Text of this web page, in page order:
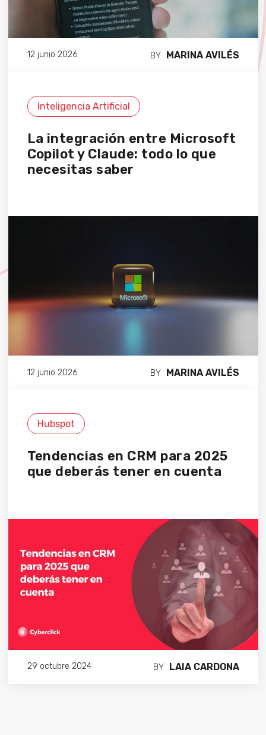
12 junio 2026 BY MARINA AVILÉS
Inteligencia Artificial
La integración entre Microsoft
Copilot y Claude: todo lo que
necesitas saber
12 junio 2026 BY MARINA AVILÉS
Hubspot
Tendencias en CRM para 2025
que deberás tener en cuenta
29 octubre 2024 BY LAIA CARDONA